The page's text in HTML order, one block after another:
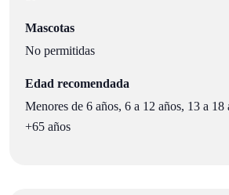
Mascotas
No permitidas
Edad recomendada
Menores de 6 años, 6 a 12 años, 13 a 18
+65 años